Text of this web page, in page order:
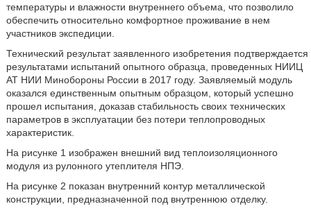
температуры и влажности внутреннего объема, что позволило
обеспечить относительно комфортное проживание в нем
участников экспедиции.
Технический результат заявленного изобретения подтверждается
результатами испытаний опытного образца, проведенных НИИЦ
AT НИИ Минобороны России в 2017 году. Заявляемый модуль
оказался единственным опытным образцом, который успешно
прошел испытания, доказав стабильность своих технических
параметров в эксплуатации без потери теплопроводных
характеристик.
На рисунке 1 изображен внешний вид теплоизоляционного
модуля из рулонного утеплителя НПЭ.
На рисунке 2 показан внутренний контур металлической
конструкции, предназначенной под внутреннюю отделку.